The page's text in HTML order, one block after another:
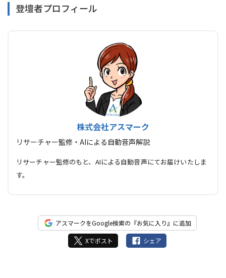
登壇者プロフィール
株式会社アスマーク
リサーチャー監修・AIによる自動音声解説
リサーチャー監修のもと、AIによる自動音声にてお届けいたしま
す。
アスマークをGoogle検索の『お気に入り』に追加
Xでポスト シェア